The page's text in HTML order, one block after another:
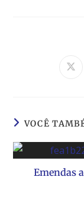
VOCÊ
Emendas